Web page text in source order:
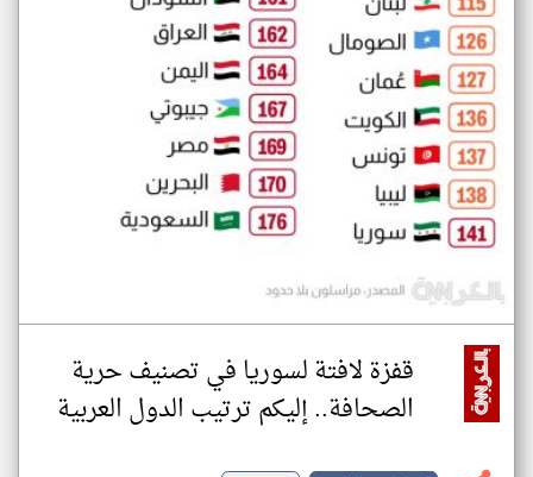
قفزة لافتة لسوريا في تصنيف حرية
الصحافة.. إليكم ترتيب الدول العربية